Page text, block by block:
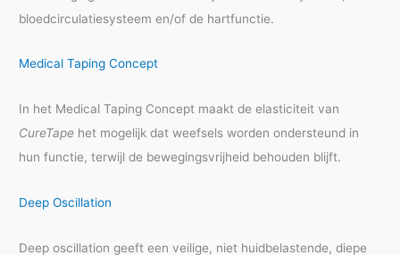
bloedcirculatiesysteem en/of de hartfunctie.
Medical Taping Concept
In het Medical Taping Concept maakt de elasticiteit van
CureTape het mogelijk dat weefsels worden ondersteund in
hun functie, terwijl de bewegingsvrijheid behouden blijft.
Deep Oscillation
Deep oscillation geeft een veilige, niet huidbelastende, diepe